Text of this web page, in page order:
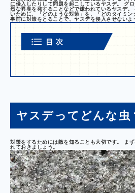
に侵入したりして問題を起こしているヤスデ。 グ
烈な異臭を発することなどで嫌われているヤスデ
いために、「どのような対策」を、「どのタイミン
事前に対策をとることで、ヤスデを侵入させないよ
ヤスデってどんな虫
対策をするためには敵を知ることも大切です。 ま
れておきましょう。